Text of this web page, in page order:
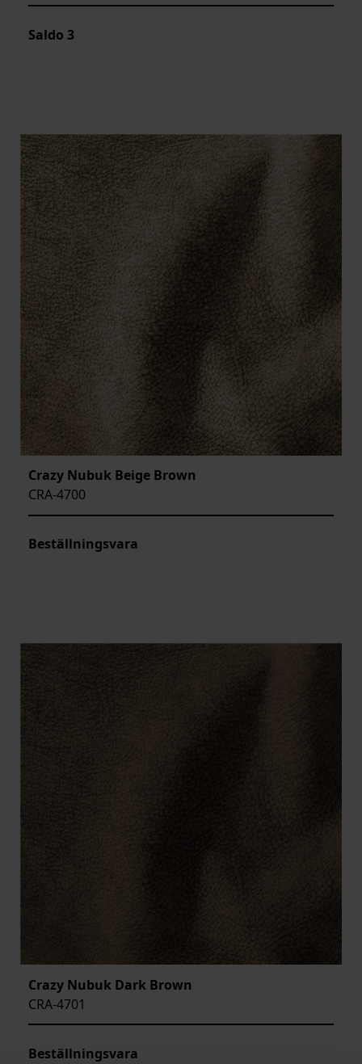
Saldo 3
Crazy Nubuk Beige Brown
CRA-4700
Beställningsvara
Crazy Nubuk Dark Brown
CRA-4701
Beställningsvara